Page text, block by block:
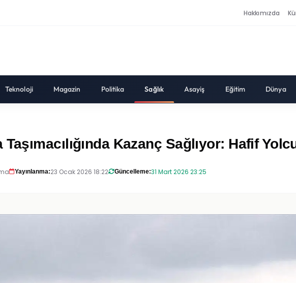
Hakkımızda
Teknoloji Magazin Politika Sağlık Asayiş Eğitim Dünya
Kazanç Sağlıyor: Hafif
Yayınlanma:23 Ocak 2026 18:22 Güncelleme:31 Mart 2026 23:25